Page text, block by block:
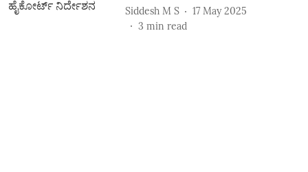
Siddesh M S
17 May 2025
3 min read